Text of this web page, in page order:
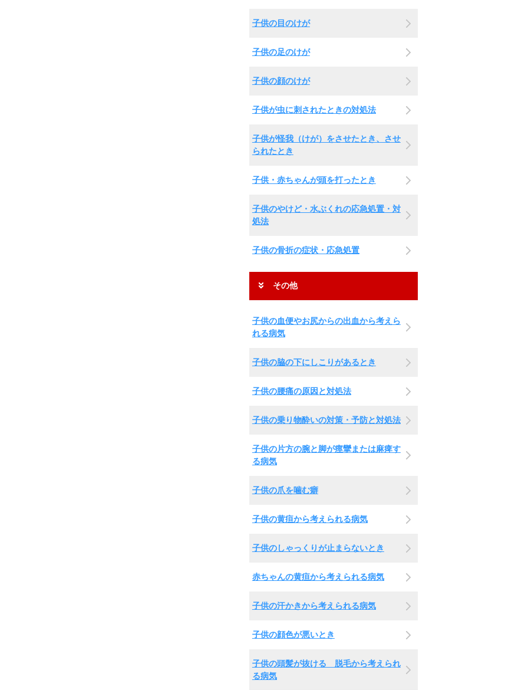
子供の目のけが
子供の足のけが
子供の顔のけが
子供が虫に刺されたときの対処法
子供が怪我（けが）をさせたとき、させ
られたとき
子供・赤ちゃんが頭を打ったとき
子供のやけど・水ぶくれの応急処置・対
処法
子供の骨折の症状・応急処置
その他
子供の血便やお尻からの出血から考えら
れる病気
子供の脇の下にしこりがあるとき
子供の腰痛の原因と対処法
子供の乗り物酔いの対策・予防と対処法
子供の片方の腕と脚が痙攣または麻痺す
る病気
子供の爪を噛む癖
子供の黄疸から考えられる病気
子供のしゃっくりが止まらないとき
赤ちゃんの黄疸から考えられる病気
子供の汗かきから考えられる病気
子供の顔色が悪いとき
子供の頭髪が抜ける 脱毛から考えられ
る病気